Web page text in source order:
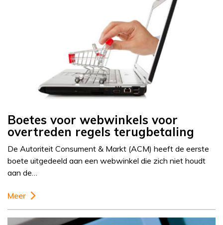
Boetes voor webwinkels voor
overtreden regels terugbetaling
De Autoriteit Consument & Markt (ACM) heeft de eerste
boete uitgedeeld aan een webwinkel die zich niet houdt
aan de…
Meer